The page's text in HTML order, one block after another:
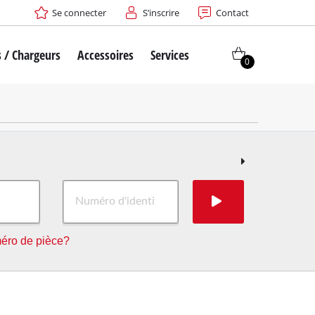
Se connecter S’inscrire Contact
/ Chargeurs Accessoires Services 0
de pièce?